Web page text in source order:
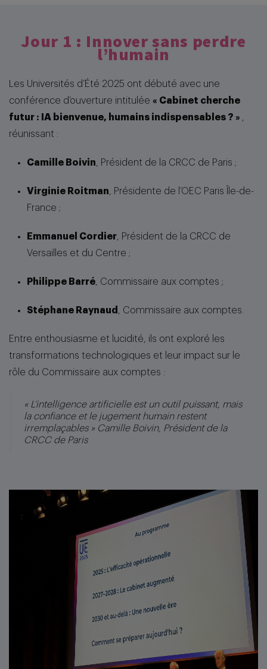
Jour 1 : Innover sans perdre
l’humain
Les Universités d’Été 2025 ont débuté avec une
conférence d’ouverture intitulée « Cabinet cherche
futur : IA bienvenue, humains indispensables ? »
réunissant :
Camille Boivin , Président de la CRCC de Paris ;
Virginie Roitman , Présidente de l’OEC Paris Île-de-
France ;
Emmanuel Cordier , Président de la CRCC de
Versailles et du Centre ;
Philippe Barré , Commissaire aux comptes ;
Stéphane Raynaud , Commissaire aux comptes.
Entre enthousiasme et lucidité, ils ont exploré les
transformations technologiques et leur impact sur le
rôle du Commissaire aux comptes :
« L’intelligence artificielle est un outil puissant, mais
la confiance et le jugement humain restent
irremplaçables » Camille Boivin, Président de la
CRCC de Paris